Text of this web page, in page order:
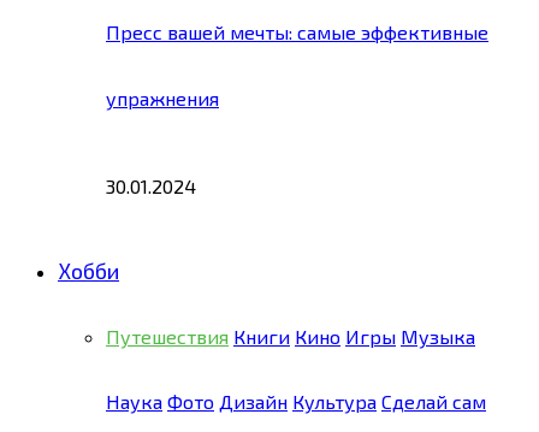
Пресс вашей мечты: самые эффективные
упражнения
30.01.2024
Хобби
Путешествия Книги Кино Игры Музыка
Наука Фото Дизайн Культура Сделай сам